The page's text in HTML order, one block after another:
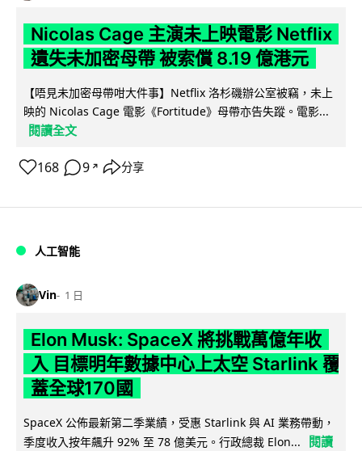
Nicolas Cage 主演未上映電影 Netflix
遺失未加密母帶 被索償 8.19 億港元
【唔見未加密母帶咁大件事】Netflix 洛杉磯辦公室被竊，未上
映的 Nicolas Cage 電影《Fortitude》母帶亦告失蹤。電影...
閱讀全文
168 9 ↗ 分享
人工智能
Vin 1 日
Elon Musk: SpaceX 將挑戰萬億年收
入 目標明年數據中心上太空 Starlink 覆
蓋全球170國
SpaceX 公佈最新第二季業績，受惠 Starlink 與 AI 業務帶動，
季度收入按年飆升 92% 至 78 億美元。行政總裁 Elon...
閱讀